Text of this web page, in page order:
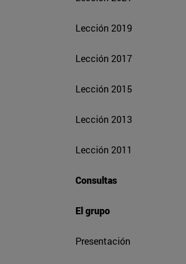
Lección 2019
Lección 2017
Lección 2015
Lección 2013
Lección 2011
Consultas
El grupo
Presentación